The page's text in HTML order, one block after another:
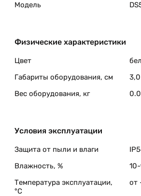
Модель
Физические характеристики
Цвет
Габариты оборудования, см
Вес оборудования, кг
Условия эксплуатации
Защита от пыли и влаги
Влажность, %
Температура эксплуатации,
°C
от